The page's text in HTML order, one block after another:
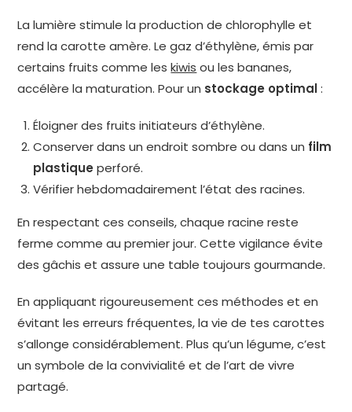
La lumière stimule la production de chlorophylle et
rend la carotte amère. Le gaz d’éthylène, émis par
certains fruits comme leskiwis ou les bananes,
accélère la maturation. Pour un stockage optimal:
Éloigner des fruits initiateurs d’éthylène.
Conserver dans un endroit sombre ou dans un film
plastique perforé.
Vérifier hebdomadairement l’état des racines.
En respectant ces conseils, chaque racine reste
ferme comme au premier jour. Cette vigilance évite
des gâchis et assure une table toujours gourmande.
En appliquant rigoureusement ces méthodes et en
évitant les erreurs fréquentes, la vie de tes carottes
s’allonge considérablement. Plus qu’un légume, c’est
un symbole de la convivialité et de l’art de vivre
partagé.